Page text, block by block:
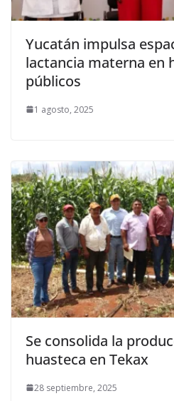
Yucatán impulsa
lactancia materna en
públicos
1 agosto, 2025
Se consolida la
huasteca en Tekax
28 septiembre, 2025